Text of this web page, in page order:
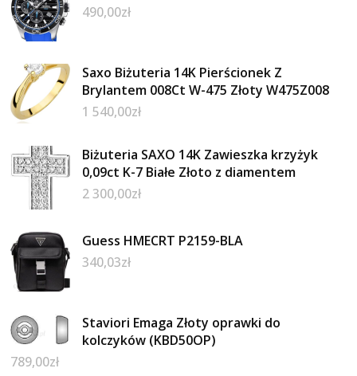
490,00zł
Saxo Biżuteria 14K Pierścionek Z
Brylantem 008Ct W-475 Złoty W475Z008
1 540,00zł
Biżuteria SAXO 14K Zawieszka krzyżyk
0,09ct K-7 Białe Złoto z diamentem
2 300,00zł
Guess HMECRT P2159-BLA
340,03zł
Staviori Emaga Złoty oprawki do
kolczyków (KBD50OP)
789,00zł